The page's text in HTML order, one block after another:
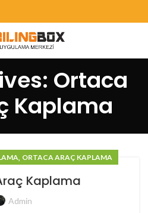
Ortaca
Kaplama
, ORTACA ARAÇ KAPLAMA
Kaplama
Admin